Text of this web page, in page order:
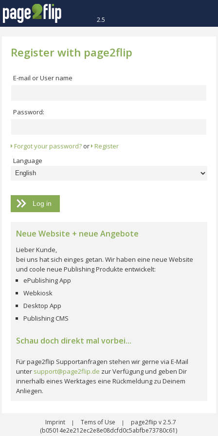
2.5
Register with page2flip
E-mail or User name
Password:
Forgot your password? or Register
Language
Neue Website + neue Angebote
Lieber Kunde,
bei uns hat sich einges getan. Wir haben eine neue Website
und coole neue Publishing Produkte entwickelt:
ePublishing App
Webkiosk
Desktop App
Publishing CMS
Schau doch direkt mal vorbei...
Für page2flip Supportanfragen stehen wir gerne via E-Mail
unter support@page2flip.de zur Verfügung und geben Dir
innerhalb eines Werktages eine Rückmeldung zu Deinem
Anliegen.
Imprint | Tems of Use |
page2flip v 2.5.7
(b05014e2e212ec2e8e08dcfd0c5abfbe73780c61)